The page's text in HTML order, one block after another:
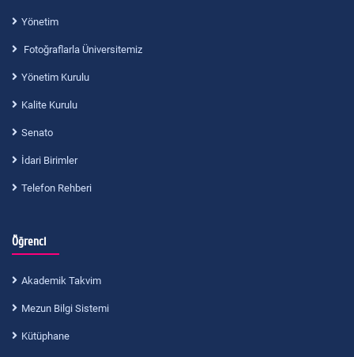
Yönetim
Fotoğraflarla Üniversitemiz
Yönetim Kurulu
Kalite Kurulu
Senato
İdari Birimler
Telefon Rehberi
Öğrenci
Akademik Takvim
Mezun Bilgi Sistemi
Kütüphane